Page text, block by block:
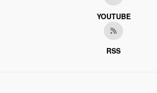
YOUTUBE
RSS